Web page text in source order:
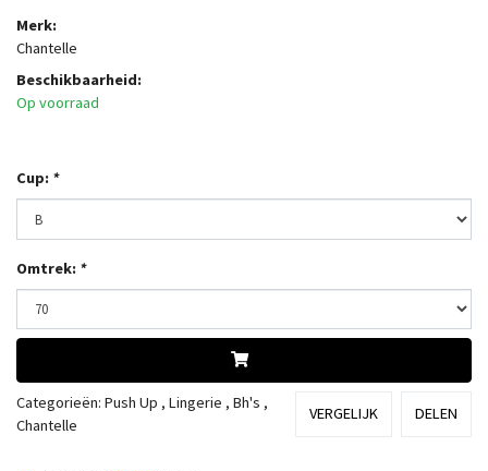
Merk:
Chantelle
Beschikbaarheid:
Op voorraad
Cup: *
Omtrek: *
Categorieën: Push Up , Lingerie , Bh's ,
Chantelle
VERGELIJK DELEN